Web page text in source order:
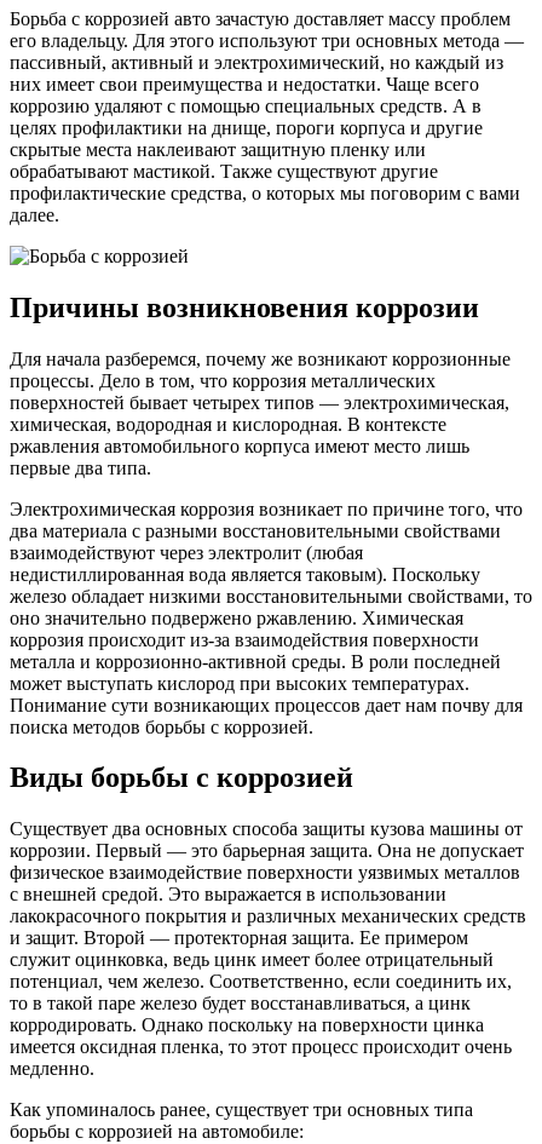
Борьба с коррозией авто зачастую доставляет массу проблем
его владельцу. Для этого используют три основных метода —
пассивный, активный и электрохимический, но каждый из
них имеет свои преимущества и недостатки. Чаще всего
коррозию удаляют с помощью специальных средств. А в
целях профилактики на днище, пороги корпуса и другие
скрытые места наклеивают защитную пленку или
обрабатывают мастикой. Также существуют другие
профилактические средства, о которых мы поговорим с вами
далее.
Причины возникновения коррозии
Для начала разберемся, почему же возникают коррозионные
процессы. Дело в том, что коррозия металлических
поверхностей бывает четырех типов — электрохимическая,
химическая, водородная и кислородная. В контексте
ржавления автомобильного корпуса имеют место лишь
первые два типа.
Электрохимическая коррозия возникает по причине того, что
два материала с разными восстановительными свойствами
взаимодействуют через электролит (любая
недистиллированная вода является таковым). Поскольку
железо обладает низкими восстановительными свойствами, то
оно значительно подвержено ржавлению. Химическая
коррозия происходит из-за взаимодействия поверхности
металла и коррозионно-активной среды. В роли последней
может выступать кислород при высоких температурах.
Понимание сути возникающих процессов дает нам почву для
поиска методов борьбы с коррозией.
Виды борьбы с коррозией
Существует два основных способа защиты кузова машины от
коррозии. Первый — это барьерная защита. Она не допускает
физическое взаимодействие поверхности уязвимых металлов
с внешней средой. Это выражается в использовании
лакокрасочного покрытия и различных механических средств
и защит. Второй — протекторная защита. Ее примером
служит оцинковка, ведь цинк имеет более отрицательный
потенциал, чем железо. Соответственно, если соединить их,
то в такой паре железо будет восстанавливаться, а цинк
корродировать. Однако поскольку на поверхности цинка
имеется оксидная пленка, то этот процесс происходит очень
медленно.
Как упоминалось ранее, существует три основных типа
борьбы с коррозией на автомобиле: